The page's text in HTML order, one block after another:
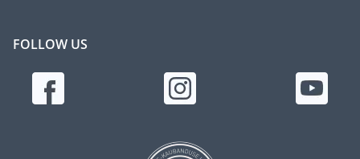
FOLLOW US